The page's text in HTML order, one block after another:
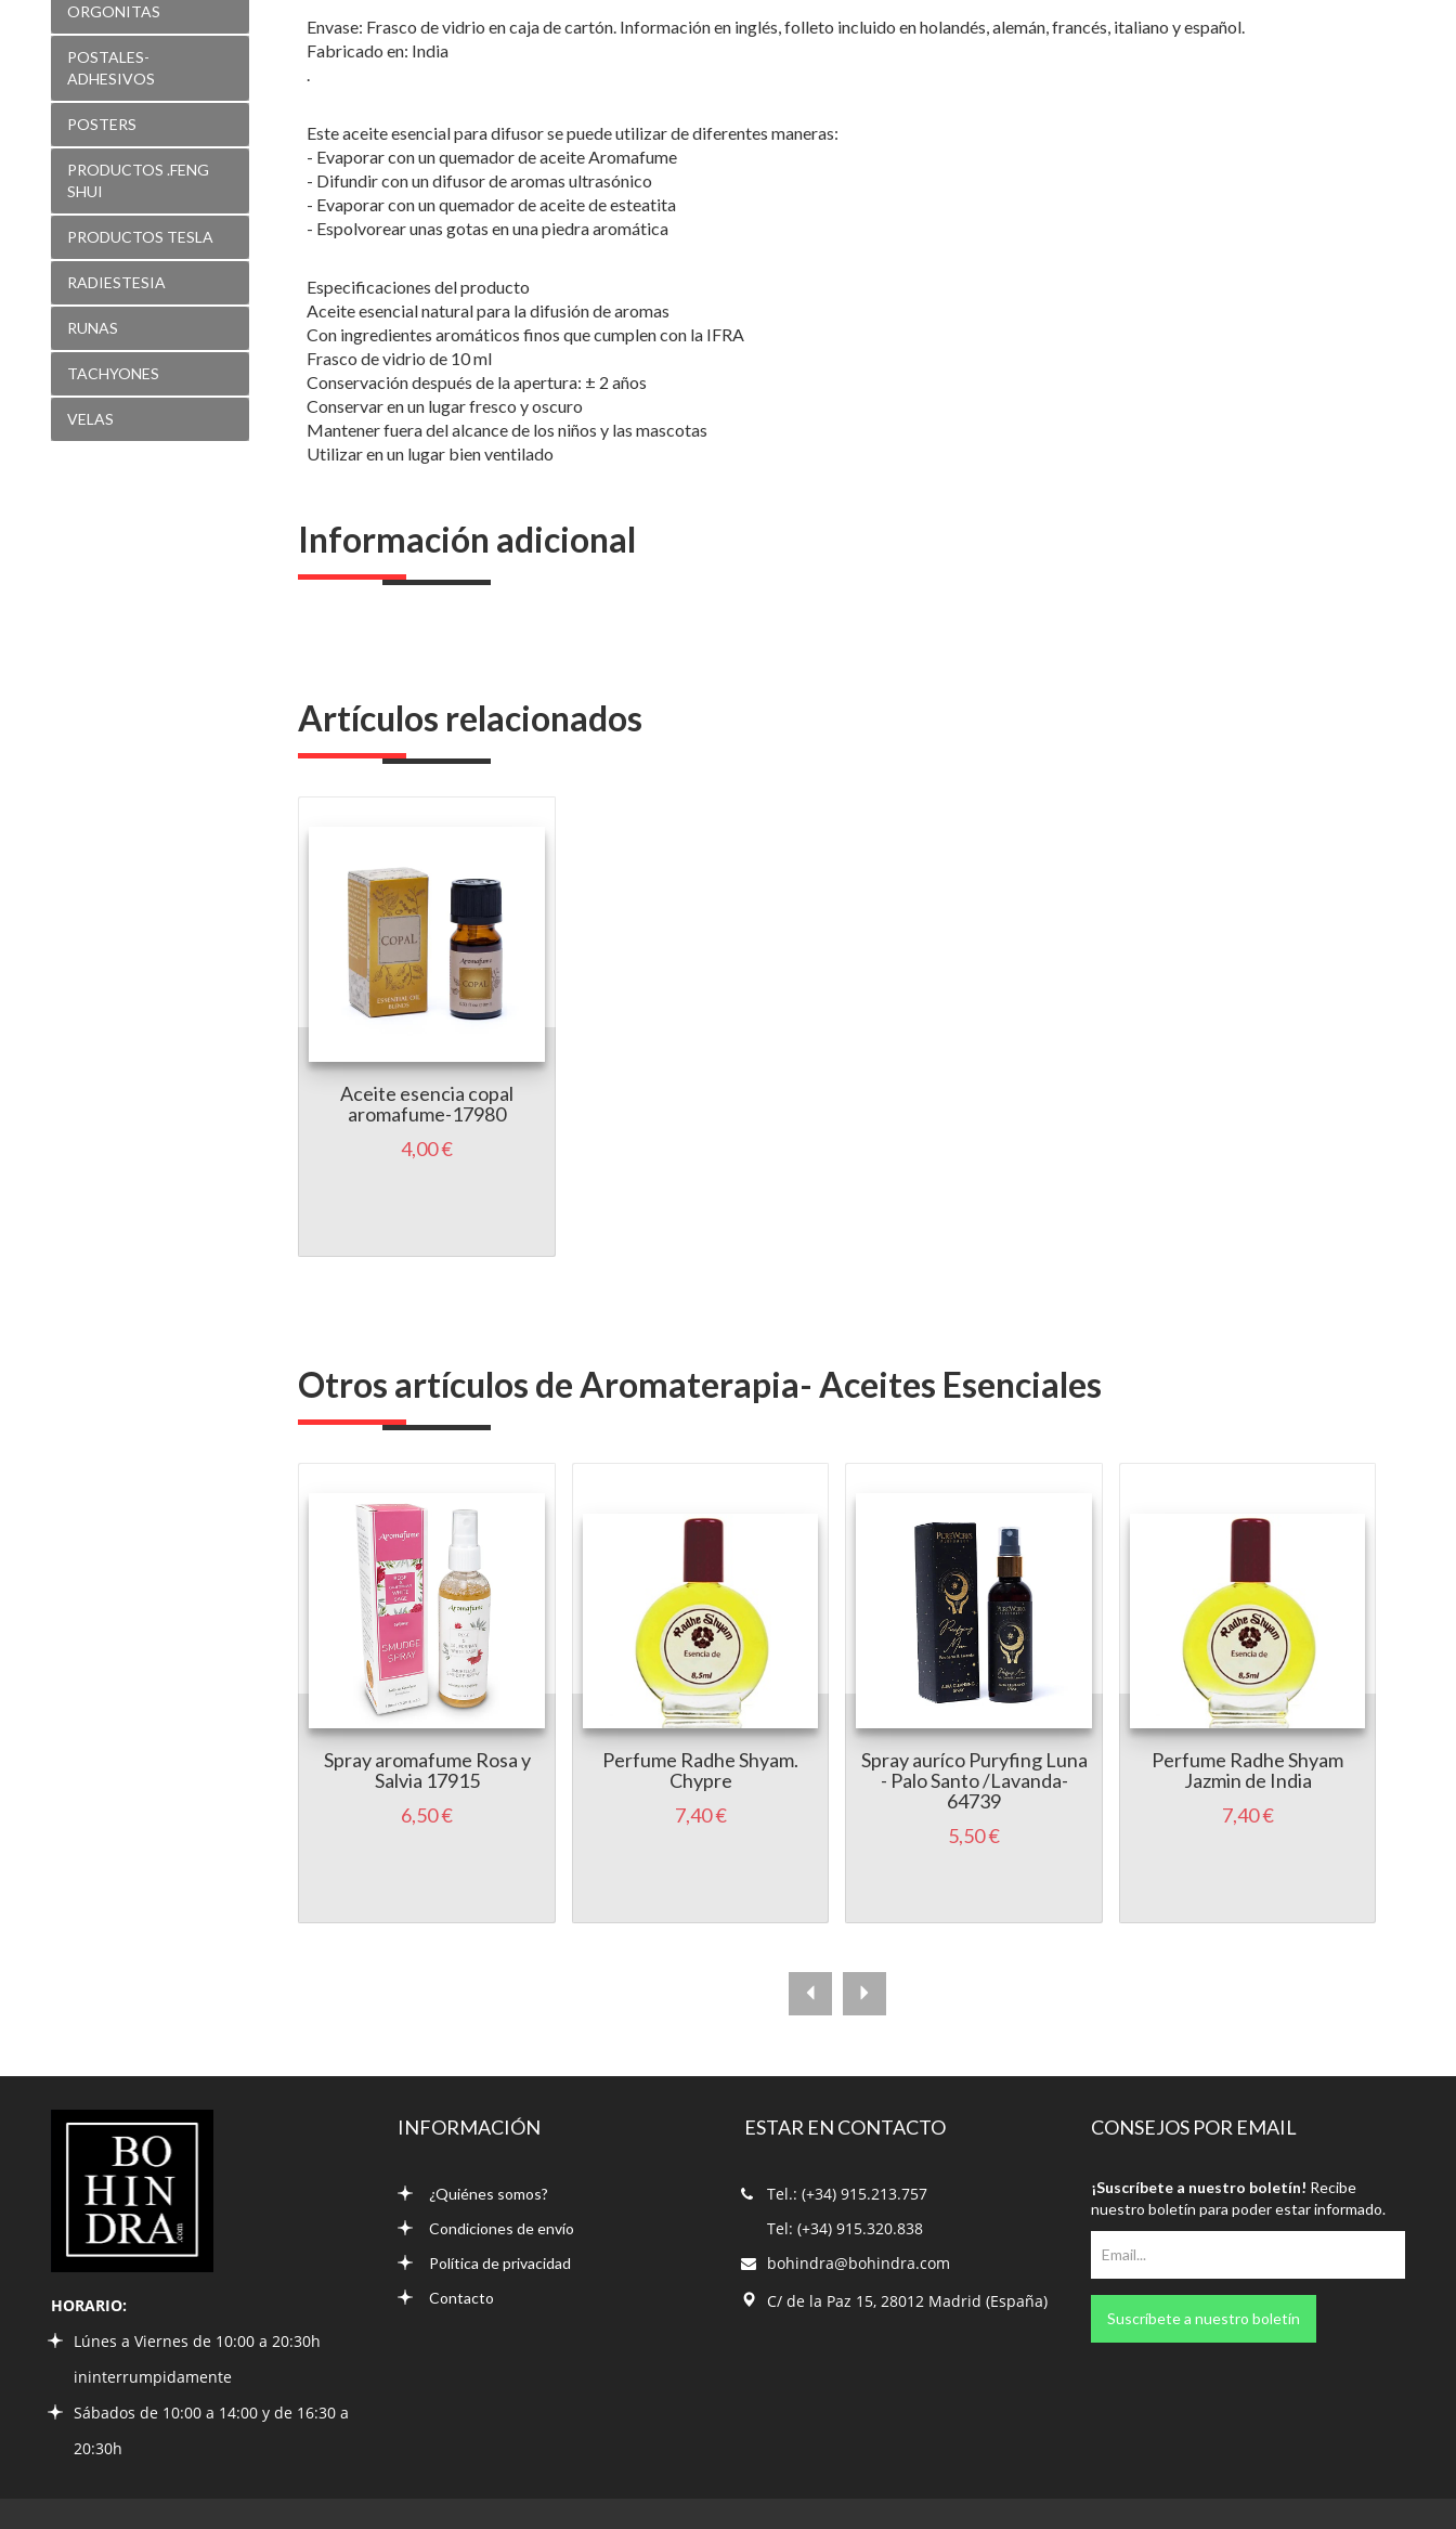
ORGONITAS
POSTALES-
ADHESIVOS
POSTERS
PRODUCTOS .FENG
SHUI
PRODUCTOS TESLA
RADIESTESIA
RUNAS
TACHYONES
VELAS
Envase: Frasco de vidrio en caja de cartón. Información en inglés, folleto incluido en holandés, alemán, francés, italiano y español.
Fabricado en: India
.
Este aceite esencial para difusor se puede utilizar de diferentes maneras:
- Evaporar con un quemador de aceite Aromafume
- Difundir con un difusor de aromas ultrasónico
- Evaporar con un quemador de aceite de esteatita
- Espolvorear unas gotas en una piedra aromática
Especificaciones del producto
Aceite esencial natural para la difusión de aromas
Con ingredientes aromáticos finos que cumplen con la IFRA
Frasco de vidrio de 10 ml
Conservación después de la apertura: ± 2 años
Conservar en un lugar fresco y oscuro
Mantener fuera del alcance de los niños y las mascotas
Utilizar en un lugar bien ventilado
Información adicional
Artículos relacionados
Aceite esencia copal
aromafume-17980
4,00 €
Otros artículos de Aromaterapia- Aceites Esenciales
Spray aromafume Rosa y
Salvia 17915
6,50 €
Perfume Radhe Shyam.
Chypre
7,40 €
Spray auríco Puryfing Luna
- Palo Santo /Lavanda-
64739
5,50 €
Perfume Radhe Shyam
Jazmin de India
7,40 €
LIBRERÍA
BOHINDRA
HORARIO:
Lúnes a Viernes de 10:00 a 20:30h
ininterrumpidamente
Sábados de 10:00 a 14:00 y de 16:30 a
20:30h
INFORMACIÓN
¿Quiénes somos?
Condiciones de envío
Política de privacidad
Contacto
ESTAR EN CONTACTO
Tel.: (+34) 915.213.757
Tel: (+34) 915.320.838
bohindra@bohindra.com
C/ de la Paz 15, 28012 Madrid (España)
CONSEJOS POR EMAIL
¡Suscríbete a nuestro boletín! Recibe
nuestro boletín para poder estar informado.
Suscríbete a nuestro boletín